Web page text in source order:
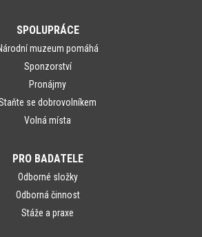
SPOLUPRÁCE
muzeum pomáhá
Sponzorství
Pronájmy
se dobrovolníkem
Volná místa
PRO BADATELE
Odborné složky
Odborná činnost
Stáže a praxe